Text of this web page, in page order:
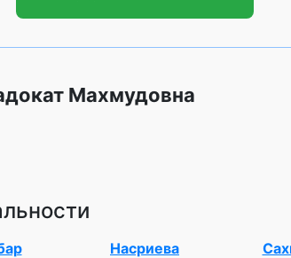
Махмудовна
Насриева